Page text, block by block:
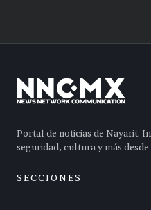
Portal de noticias de Nayarit.
seguridad, cultura y más desde
SECCIONES